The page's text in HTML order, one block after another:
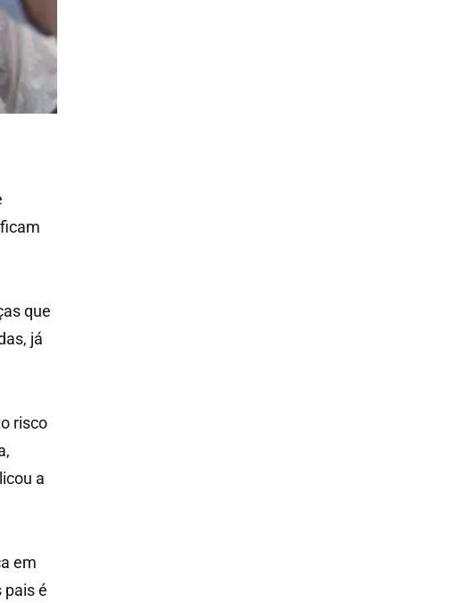
que
já
risco
a
em
pais é